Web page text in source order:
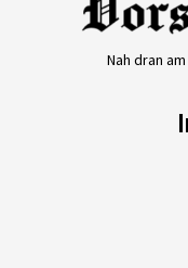
Nah dran